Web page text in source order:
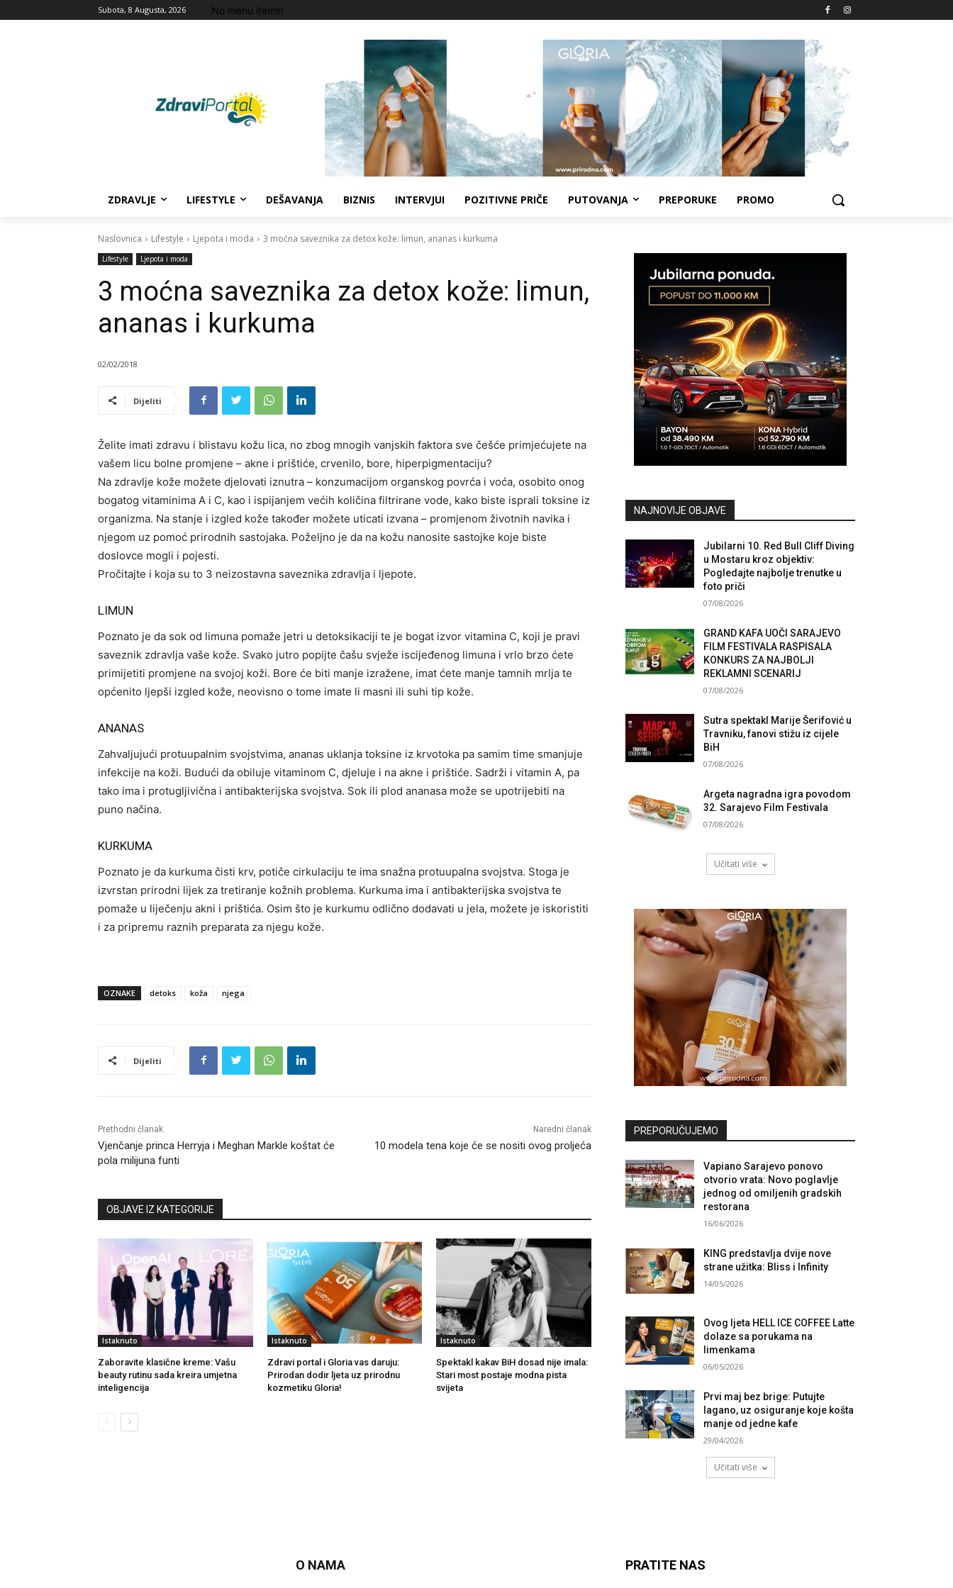
Subota, 8 Augusta, 2026 No menu items!
ZDRAVLJE LIFESTYLE DEŠAVANJA BIZNIS INTERVJUI POZITIVNE PRIČE PUTOVANJA PREPORUKE PROMO
Naslovnica Lifestyle Ljepota i moda 3 moćna saveznika za detox kože: limun, ananas i kurkuma
Lifestyle Ljepota i moda
3 moćna saveznika za detox kože: limun,
ananas i kurkuma
02/02/2018
Dijeliti
Želite imati zdravu i blistavu kožu lica, no zbog mnogih vanjskih faktora sve češće primjećujete na
vašem licu bolne promjene – akne i prištiće, crvenilo, bore, hiperpigmentaciju?
Na zdravlje kože možete djelovati iznutra – konzumacijom organskog povrća i voća, osobito onog
bogatog vitaminima A i C, kao i ispijanjem većih količina filtrirane vode, kako biste isprali toksine iz
organizma. Na stanje i izgled kože također možete uticati izvana – promjenom životnih navika i
njegom uz pomoć prirodnih sastojaka. Poželjno je da na kožu nanosite sastojke koje biste
doslovce mogli i pojesti.
Pročitajte i koja su to 3 neizostavna saveznika zdravlja i ljepote.
LIMUN
Poznato je da sok od limuna pomaže jetri u detoksikaciji te je bogat izvor vitamina C, koji je pravi
saveznik zdravlja vaše kože. Svako jutro popijte čašu svježe iscijeđenog limuna i vrlo brzo ćete
primijetiti promjene na svojoj koži. Bore će biti manje izražene, imat ćete manje tamnih mrlja te
općenito ljepši izgled kože, neovisno o tome imate li masni ili suhi tip kože.
ANANAS
Zahvaljujući protuupalnim svojstvima, ananas uklanja toksine iz krvotoka pa samim time smanjuje
infekcije na koži. Budući da obiluje vitaminom C, djeluje i na akne i prištiće. Sadrži i vitamin A, pa
tako ima i protugljivična i antibakterijska svojstva. Sok ili plod ananasa može se upotrijebiti na
puno načina.
KURKUMA
Poznato je da kurkuma čisti krv, potiče cirkulaciju te ima snažna protuupalna svojstva. Stoga je
izvrstan prirodni lijek za tretiranje kožnih problema. Kurkuma ima i antibakterijska svojstva te
pomaže u liječenju akni i prištića. Osim što je kurkumu odlično dodavati u jela, možete je iskoristiti
i za pripremu raznih preparata za njegu kože.
OZNAKE detoks koža njega
Dijeliti
Prethodni članak
Vjenčanje princa Herryja i Meghan Markle koštat će
pola milijuna funti
Naredni članak
10 modela tena koje će se nositi ovog proljeća
OBJAVE IZ KATEGORIJE
Istaknuto
Zaboravite klasične kreme: Vašu
beauty rutinu sada kreira umjetna
inteligencija
Istaknuto
Zdravi portal i Gloria vas daruju:
Prirodan dodir ljeta uz prirodnu
kozmetiku Gloria!
Istaknuto
Spektakl kakav BiH dosad nije imala:
Stari most postaje modna pista
svijeta
NAJNOVIJE OBJAVE
Jubilarni 10. Red Bull Cliff Diving
u Mostaru kroz objektiv:
Pogledajte najbolje trenutke u
foto priči
07/08/2026
GRAND KAFA UOČI SARAJEVO
FILM FESTIVALA RASPISALA
KONKURS ZA NAJBOLJI
REKLAMNI SCENARIJ
07/08/2026
Sutra spektakl Marije Šerifović u
Travniku, fanovi stižu iz cijele
BiH
07/08/2026
Argeta nagradna igra povodom
32. Sarajevo Film Festivala
07/08/2026
Učitati više
PREPORUČUJEMO
Vapiano Sarajevo ponovo
otvorio vrata: Novo poglavlje
jednog od omiljenih gradskih
restorana
16/06/2026
KING predstavlja dvije nove
strane užitka: Bliss i Infinity
14/05/2026
Ovog ljeta HELL ICE COFFEE Latte
dolaze sa porukama na
limenkama
06/05/2026
Prvi maj bez brige: Putujte
lagano, uz osiguranje koje košta
manje od jedne kafe
29/04/2026
Učitati više
O NAMA PRATITE NAS